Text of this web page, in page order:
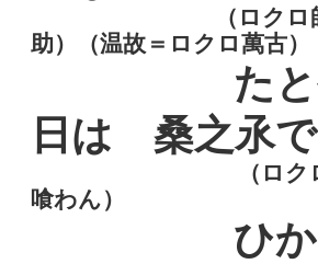
（ロクロ師圦
助）（温故＝ロクロ萬古）
たとや
日は 桑之氶
（ロクロ師
喰わん）
ひかん